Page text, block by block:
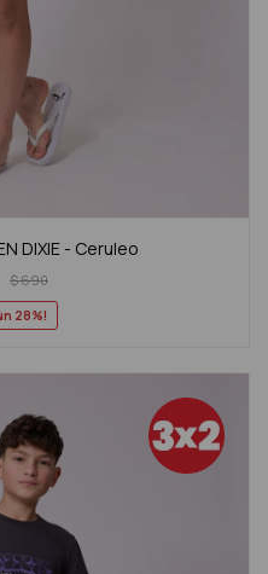
DIXIE - Ceruleo
$690
28